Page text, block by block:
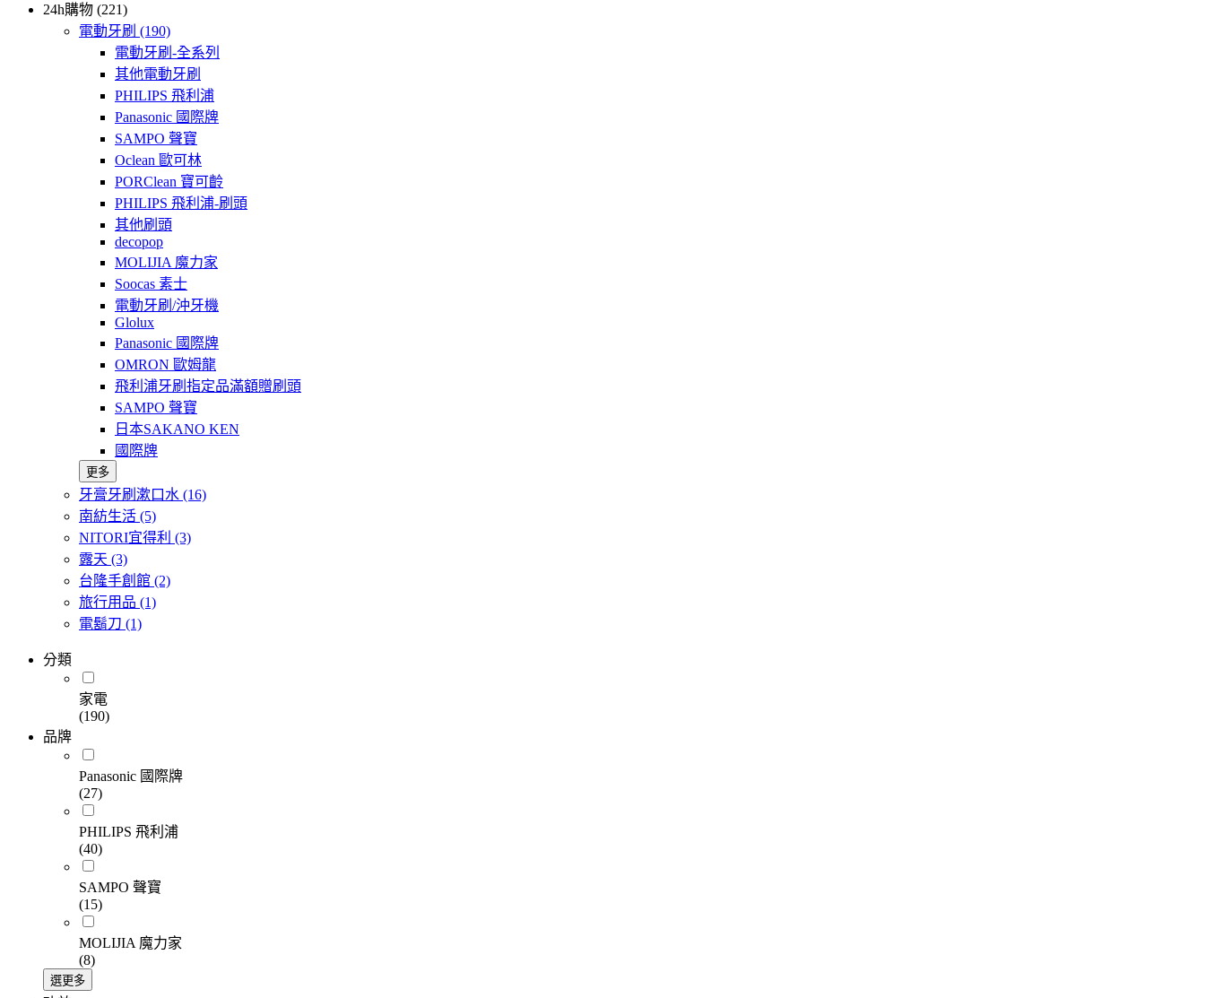
24h購物 (221)
電動牙刷 (190)
電動牙刷-全系列
其他電動牙刷
PHILIPS 飛利浦
Panasonic 國際牌
SAMPO 聲寶
Oclean 歐可林
PORClean 寶可齡
PHILIPS 飛利浦-刷頭
其他刷頭
decopop
MOLIJIA 魔力家
Soocas 素士
電動牙刷/沖牙機
Glolux
Panasonic 國際牌
OMRON 歐姆龍
飛利浦牙刷指定品滿額贈刷頭
SAMPO 聲寶
日本SAKANO KEN
國際牌
更多
牙膏牙刷漱口水 (16)
南紡生活 (5)
NITORI宜得利 (3)
露天 (3)
台隆手創館 (2)
旅行用品 (1)
電鬍刀 (1)
分類
家電
(190)
品牌
Panasonic 國際牌
(27)
PHILIPS 飛利浦
(40)
SAMPO 聲寶
(15)
MOLIJIA 魔力家
(8)
選更多